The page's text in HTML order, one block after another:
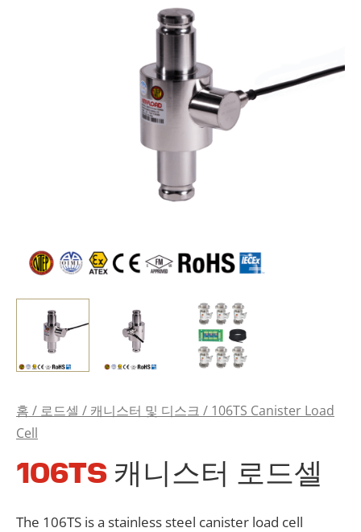
홈 / 로드셀 / 캐니스터 및 디스크 / 106TS Canister Load
Cell
106TS 캐니스터 로드셀
The 106TS is a stainless steel canister load cell